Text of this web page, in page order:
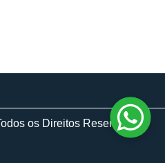
os Direitos Reservados